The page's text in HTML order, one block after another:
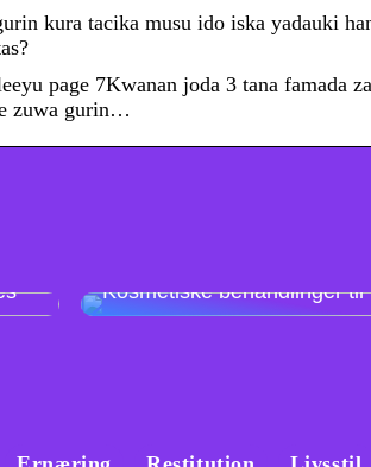
kura tacika musu ido iska yadauki
page 7Kwanan joda 3 tana famada
zuwa gurin…
Kosmetiske behandlinger